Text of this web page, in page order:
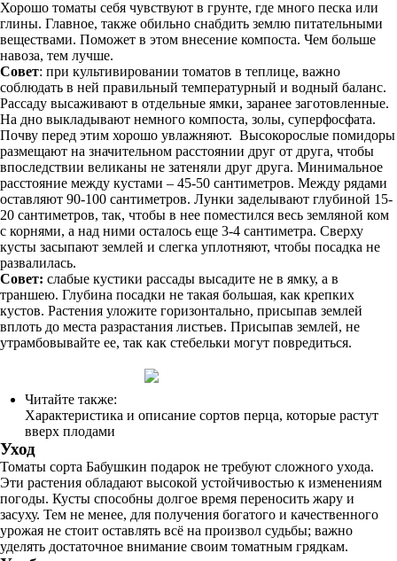
Хорошо томаты себя чувствуют в грунте, где много песка или
глины. Главное, также обильно снабдить землю питательными
веществами. Поможет в этом внесение компоста. Чем больше
навоза, тем лучше.
Совет: при культивировании томатов в теплице, важно
соблюдать в ней правильный температурный и водный баланс.
Рассаду высаживают в отдельные ямки, заранее заготовленные.
На дно выкладывают немного компоста, золы, суперфосфата.
Почву перед этим хорошо увлажняют. Высокорослые помидоры
размещают на значительном расстоянии друг от друга, чтобы
впоследствии великаны не затеняли друг друга. Минимальное
расстояние между кустами – 45-50 сантиметров. Между рядами
оставляют 90-100 сантиметров. Лунки заделывают глубиной 15-
20 сантиметров, так, чтобы в нее поместился весь земляной ком
с корнями, а над ними осталось еще 3-4 сантиметра. Сверху
кусты засыпают землей и слегка уплотняют, чтобы посадка не
развалилась.
Совет: слабые кустики рассады высадите не в ямку, а в
траншею. Глубина посадки не такая большая, как крепких
кустов. Растения уложите горизонтально, присыпав землей
вплоть до места разрастания листьев. Присыпав землей, не
утрамбовывайте ее, так как стебельки могут повредиться.
Читайте также:
Характеристика и описание сортов перца, которые растут
вверх плодами
Уход
Томаты сорта Бабушкин подарок не требуют сложного ухода.
Эти растения обладают высокой устойчивостью к изменениям
погоды. Кусты способны долгое время переносить жару и
засуху. Тем не менее, для получения богатого и качественного
урожая не стоит оставлять всё на произвол судьбы; важно
уделять достаточное внимание своим томатным грядкам.